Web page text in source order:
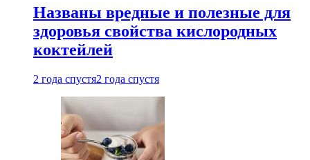
Названы вредные и полезные для
здоровья свойства кислородных
коктейлей
2 года спустя2 года спустя